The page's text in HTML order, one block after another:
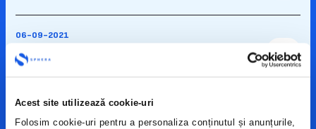
Acest site utilizează cookie-uri
Folosim cookie-uri pentru a personaliza conținutul și anunțurile,
06-09-2021
7.10.2021
06-09-2021
Propunere Hotarare AGEA Alpha Bank 7.10.2021